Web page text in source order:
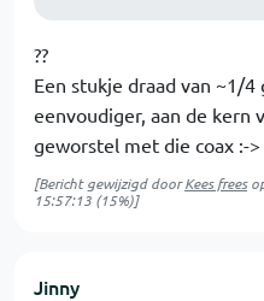
??
Een stukje draad van ~1/
eenvoudiger, aan de kern
geworstel met die coax :->
[Bericht gewijzigd doorKees frees
15:57:13 (15%)]
Jinny